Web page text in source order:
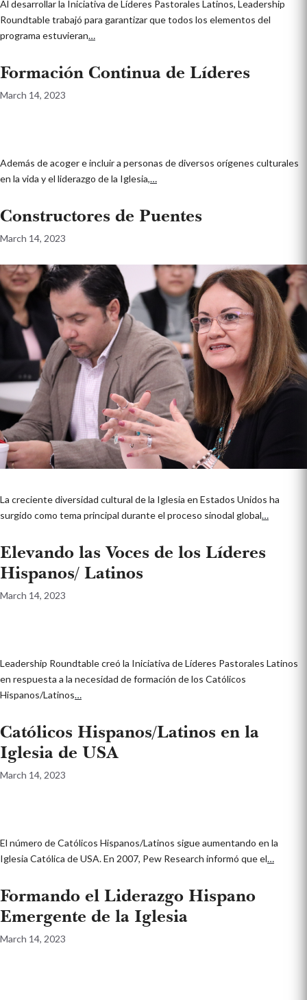
Al desarrollar la Iniciativa de Líderes Pastorales Latinos, Leadership
Roundtable trabajó para garantizar que todos los elementos del
programa estuvieran…
Formación Continua de Líderes
March 14, 2023
Además de acoger e incluir a personas de diversos orígenes culturales
en la vida y el liderazgo de la Iglesia,…
Constructores de Puentes
March 14, 2023
La creciente diversidad cultural de la Iglesia en Estados Unidos ha
surgido como tema principal durante el proceso sinodal global…
Elevando las Voces de los Líderes
Hispanos/ Latinos
March 14, 2023
Leadership Roundtable creó la Iniciativa de Líderes Pastorales Latinos
en respuesta a la necesidad de formación de los Católicos
Hispanos/Latinos…
Católicos Hispanos/Latinos en la
Iglesia de USA
March 14, 2023
El número de Católicos Hispanos/Latinos sigue aumentando en la
Iglesia Católica de USA. En 2007, Pew Research informó que el…
Formando el Liderazgo Hispano
Emergente de la Iglesia
March 14, 2023